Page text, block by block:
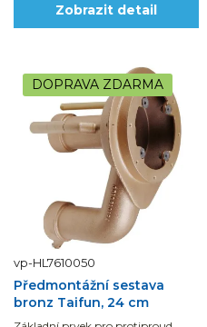
Zobrazit detail
DOPRAVA ZDARMA
vp-HL7610050
Předmontážní sestava
bronz Taifun, 24 cm